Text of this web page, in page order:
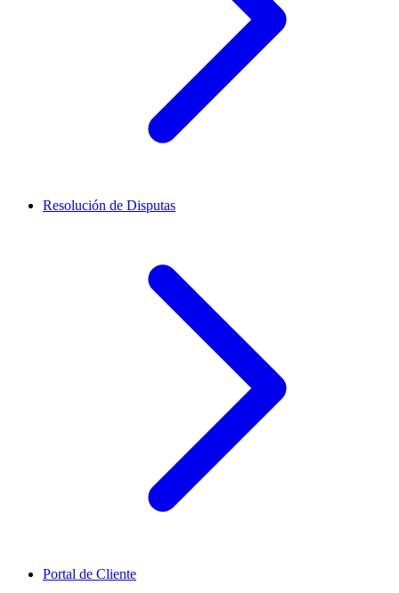
Resolución de Disputas
Portal de Cliente